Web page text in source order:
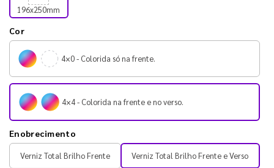
196x250mm
Cor
4×0 - Colorida só na frente.
4×4 - Colorida na frente e no verso.
Enobrecimento
Verniz Total Brilho Frente Verniz Total Brilho Frente e Verso